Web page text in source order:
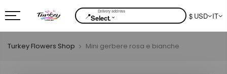
📍Select.⌄ $ USD IT
Turkey Flowers Shop Mini gerbere rosa e bianche